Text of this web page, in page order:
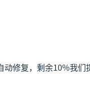
修复，剩余10%我